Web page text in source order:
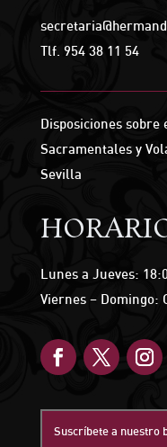
Tlf. 954 38 11 54
Disposiciones sobre
Sacramentales y
Sevilla
Lunes a Jueves:
Viernes – Domingo:
Suscríbete a nuestro